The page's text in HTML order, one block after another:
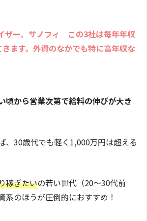
ザー、サノフィ この3社は毎年年収
ます。外資のなかでも特に高年収な
頃から営業次第で給料の伸びが大き
、30歳代でも軽く1,000万円は超える
稼ぎたいの若い世代（20～30代前
系のほうが圧倒的におすすめ！